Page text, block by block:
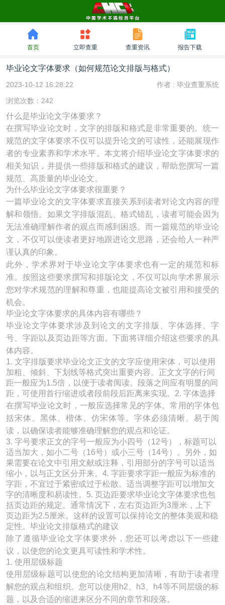
首页 立即查重 查重资讯 报告下载
毕业论文字体要求（如何规范论文排版与格式）
2023-10-12 16:28:22 作者 : 毕业查重系统
浏览次数：242
什么是毕业论文字体要求？
在撰写毕业论文时，文字的排版和格式是非常重要的。统一
规范的文字体要求不仅可以提升论文的可读性，还能展现作
者的专业素养和学术水平。本文将介绍毕业论文字体要求的
相关知识，并提供一些排版和格式的建议，帮助您撰写一篇
规范、高质量的毕业论文。
为什么毕业论文字体要求很重要？
一篇毕业论文的文字体要求直接关系到读者对论文内容的理
解和领悟。如果文字排版混乱、格式错乱，读者可能会因为
无法准确理解作者的观点而感到困惑。而一篇规范的毕业论
文，不仅可以使读者更好地跟进论文思路，还会给人一种严
谨认真的印象。
此外，学术界对于毕业论文字体要求也有一定的规范和标
准。按照这些要求撰写和排版论文，不仅可以向学术界展示
您对学术规范的理解和尊重，也能提高论文被引用和接受的
机会。
毕业论文字体要求的具体内容有哪些？
毕业论文字体要求涉及到论文的文字排版、字体选择、字
号、字距以及页边距等方面。下面将详细介绍这些要求的具
体内容。
1. 文字排版要求毕业论文正文的文字应使用宋体，可以使用
加粗、倾斜、下划线等格式突出重要内容。正文文字的行间
距一般应为1.5倍，以便于读者阅读。段落之间应有明显的间
距，可使用首行缩进或者段前段后距离来实现。2. 字体选择
在撰写毕业论文时，一般应选择常见的字体。常用的字体包
括宋体、黑体、楷体、仿宋体等。字体必须清晰、易于阅
读，以确保读者能够准确理解您的观点和论证。
3. 字号要求正文的字号一般应为小四号（12号），标题可以
适当加大，如小二号（16号）或小三号（14号）。另外，如
果需要在论文中引用文献或注释，引用部分的字号可以适当
缩小，以与正文区分开来。4. 字距要求字距一般应为标准的
字距，不宜过于紧密或过于松散。适当调整字距可以增加文
字的清晰度和易读性。5. 页边距要求毕业论文字体要求也包
括页边距的规定。通常情况下，左右页边距为3厘米，上下
页边距为2.5厘米。这样的设置可以保持论文的整体美观和稳
定性。毕业论文排版格式的建议
除了遵循毕业论文字体要求外，您还可以考虑以下一些建
议，以使您的论文更具可读性和学术性。
1. 使用层级标题
使用层级标题可以使您的论文结构更加清晰，有助于读者理
解您的观点和组织。您可以使用h2、h3、h4等不同层级的标
题，以及合适的缩进来区分不同的章节和段落。